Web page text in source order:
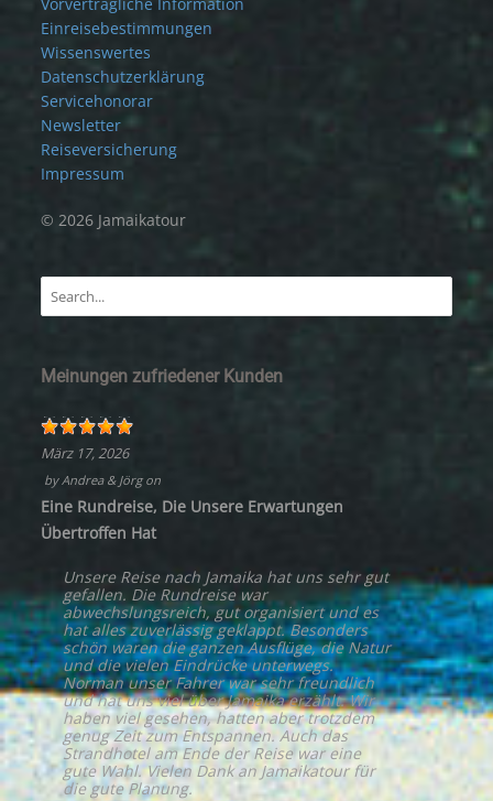
Einreisebestimmungen
Wissenswertes
Datenschutzerklärung
Servicehonorar
Newsletter
Reiseversicherung
Impressum
© 2026 Jamaikatour
Meinungen zufriedener Kunden
März 17, 2026
byAndrea & Jörgon
Eine Rundreise, Die Unsere Erwartungen
Übertroffen Hat
Unsere Reise nach Jamaika hat uns sehr gut
gefallen. Die Rundreise war
abwechslungsreich, gut organisiert und es
hat alles zuverlässig geklappt. Besonders
schön waren die ganzen Ausflüge, die Natur
und die vielen Eindrücke unterwegs.
Norman unser Fahrer war sehr freundlich
und hat uns viel über Jamaika erzählt. Wir
haben viel gesehen, hatten aber trotzdem
genug Zeit zum Entspannen. Auch das
Strandhotel am Ende der Reise war eine
gute Wahl. Vielen Dank an Jamaikatour für
die gute Planung.